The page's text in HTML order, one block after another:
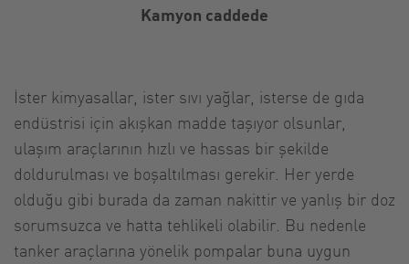
İster kimyasallar, ister sıvı yağlar, isterse de gıda
endüstrisi için akışkan madde taşıyor olsunlar,
ulaşım araçlarının hızlı ve hassas bir şekilde
doldurulması ve boşaltılması gerekir. Her yerde
olduğu gibi burada da zaman nakittir ve yanlış bir doz
sorumsuzca ve hatta tehlikeli olabilir. Bu nedenle
tanker araçlarına yönelik pompalar buna uygun
Kamyon caddede